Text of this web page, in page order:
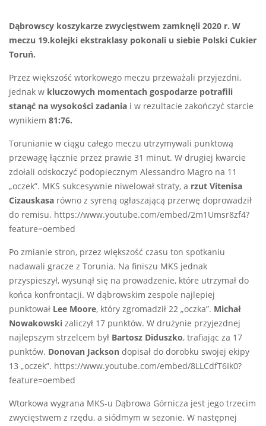
Dąbrowscy koszykarze zwycięstwem zamknęli 2020 r. W
meczu 19.kolejki ekstraklasy pokonali u siebie Polski Cukier
Toruń.
Przez większość wtorkowego meczu przeważali przyjezdni,
jednak w kluczowych momentach gospodarze potrafili
stanąć na wysokości zadania i w rezultacie zakończyć starcie
wynikiem 81:76.
Torunianie w ciągu całego meczu utrzymywali punktową
przewagę łącznie przez prawie 31 minut. W drugiej kwarcie
zdołali odskoczyć podopiecznym Alessandro Magro na 11
„oczek”. MKS sukcesywnie niwelował straty, a rzut Vitenisa
Cizauskasa równo z syreną ogłaszającą przerwę doprowadził
do remisu. https://www.youtube.com/embed/2m1Umsr8zf4?
feature=oembed
Po zmianie stron, przez większość czasu ton spotkaniu
nadawali gracze z Torunia. Na finiszu MKS jednak
przyspieszył, wysunął się na prowadzenie, które utrzymał do
końca konfrontacji. W dąbrowskim zespole najlepiej
punktował Lee Moore, który zgromadził 22 „oczka”. Michał
Nowakowski zaliczył 17 punktów. W drużynie przyjezdnej
najlepszym strzelcem był Bartosz Diduszko, trafiając za 17
punktów. Donovan Jackson dopisał do dorobku swojej ekipy
13 „oczek”. https://www.youtube.com/embed/8LLCdfT6Ik0?
feature=oembed
Wtorkowa wygrana MKS-u Dąbrowa Górnicza jest jego trzecim
zwycięstwem z rzędu, a siódmym w sezonie. W następnej